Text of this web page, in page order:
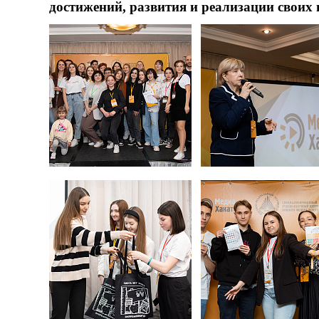
достижений, развития и реализации своих